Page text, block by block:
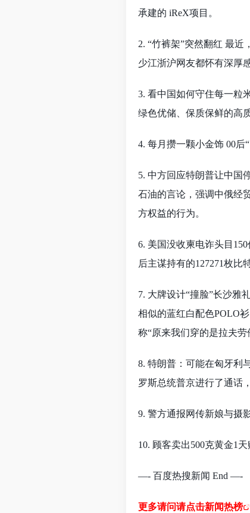
承建的 iReX项目。
2. “竹裤架”突然翻红 最
少江浙沪网友都怀有深厚
3. 看中国如何守住每一粒
绿色优储、保质保鲜的高
4. 每月攒一颗小金饰 00后
5. 中方回应特朗普让中国
石油的言论，强调中俄经
方权益的行为。
6. 美国没收柬电诈头目
后主谋持有的127271枚比
7. 大牌设计“撞脸”长沙雅
相似的蓝红白配色POLO
称“原来我们穿的是拉夫劳
8. 特朗普：可能在匈牙利
罗斯总统普京进行了通话
9. 警方通报网传新娘与摄
10. 顾客卖出500克黄金1
—- 百度热搜新闻 End —-
更多请问请点击新闻热榜